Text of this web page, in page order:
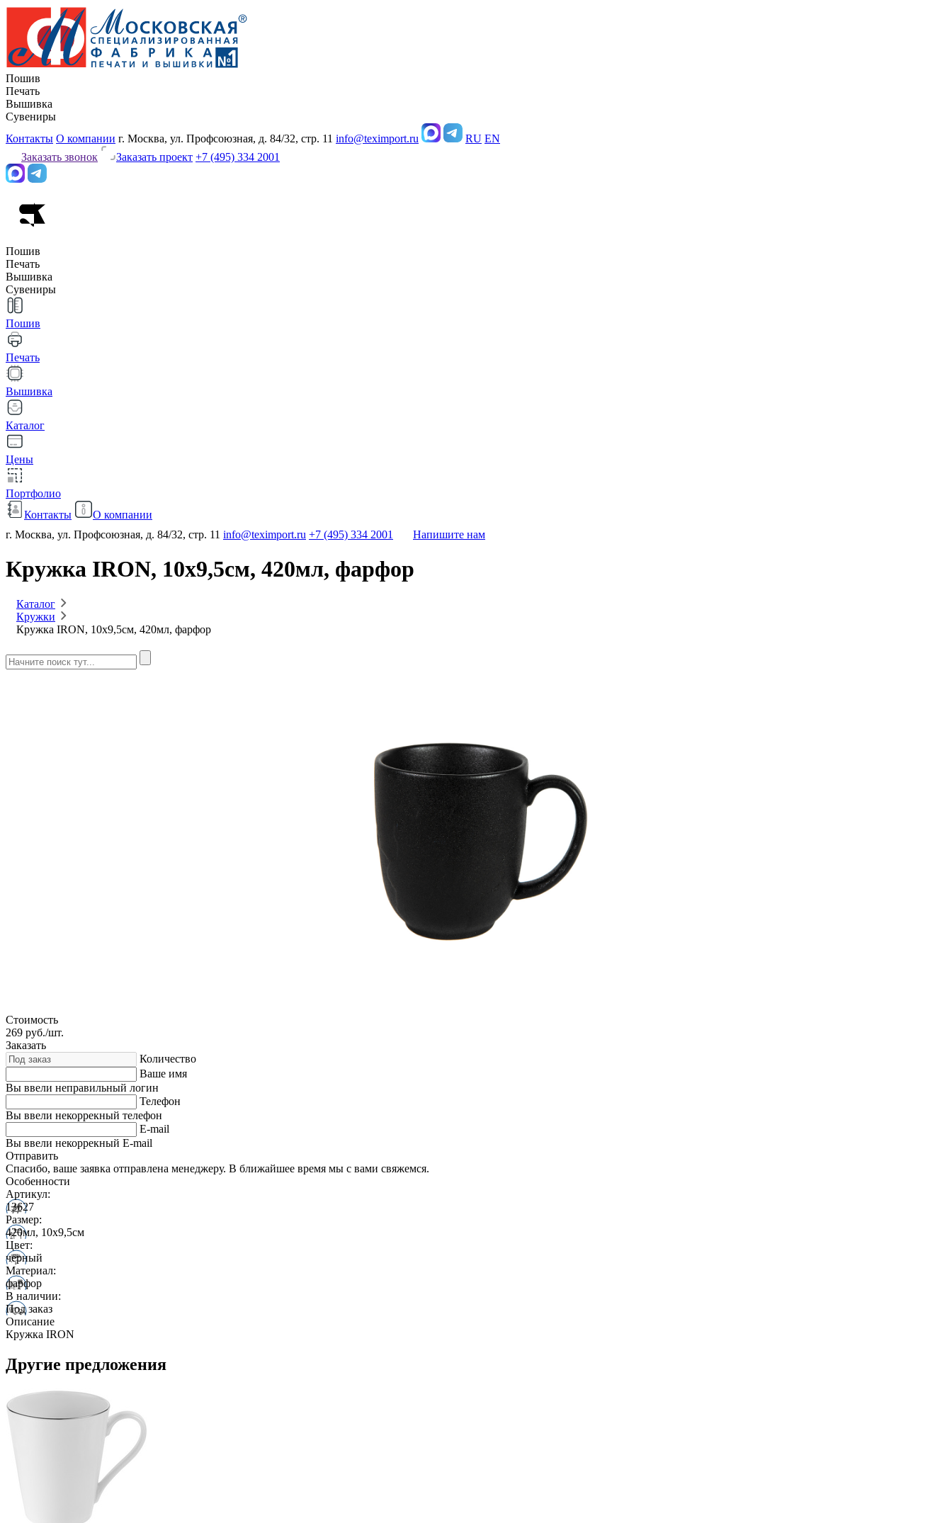
Пошив
Печать
Вышивка
Сувениры
Контакты О компании г. Москва, ул. Профсоюзная, д. 84/32, стр. 11 info@teximport.ru RU EN
Заказать звонок
Заказать проект +7 (495) 334 2001
Пошив
Печать
Вышивка
Сувениры
Пошив
Печать
Вышивка
Каталог
Цены
Портфолио
Контакты
О компании
г. Москва, ул. Профсоюзная, д. 84/32, стр. 11 info@teximport.ru +7 (495) 334 2001 Напишите нам
Кружка IRON, 10х9,5см, 420мл, фарфор
Каталог
Кружки
Кружка IRON, 10х9,5см, 420мл, фарфор
Стоимость
269 руб./шт.
Заказать
Количество
Ваше имя
Вы ввели неправильный логин
Телефон
Вы ввели некоррекный телефон
E-mail
Вы ввели некоррекный E-mail
Отправить
Спасибо, ваше заявка отправлена менеджеру. В ближайшее время мы с вами свяжемся.
Особенности
Артикул:
13627
Размер:
420мл, 10х9,5см
Цвет:
черный
Материал:
фарфор
В наличии:
Под заказ
Описание
Кружка IRON
Другие предложения